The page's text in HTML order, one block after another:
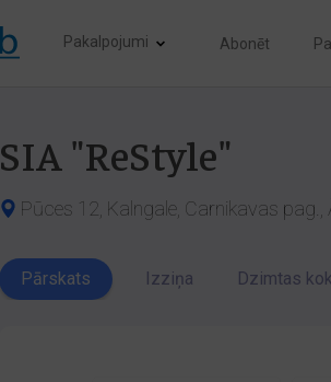
Pakalpojumi Abonēt
SIA "ReStyle"
Pūces 12, Kalngale, Carnikavas
Pārskats Izziņa Dzimtas